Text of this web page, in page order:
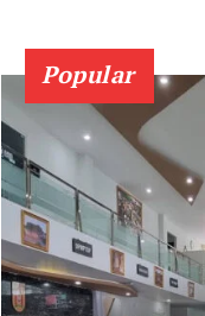
Popular